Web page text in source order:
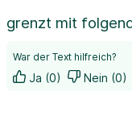
grenzt mit
War der Text hilfreich?
Ja (0) Nein (0)